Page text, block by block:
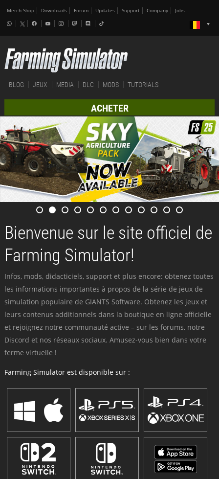
Merch-Shop Downloads Forum Updates Support Company Jobs
BLOG JEUX MEDIA DLC MODS TUTORIALS
ACHETER
Bienvenue sur le site officiel de
Farming Simulator!
Infos, mods, didacticiels, support et plus encore: obtenez toutes
les informations importantes à propos de la série de jeux de
simulation populaire de GIANTS Software. Obtenez les jeux et
leurs contenus additionnels dans la boutique en ligne officielle
et rejoignez notre communauté active – sur les forums, notre
Discord et nos réseaux sociaux. Amusez-vous bien dans votre
ferme virtuelle !
Farming Simulator est disponible sur :